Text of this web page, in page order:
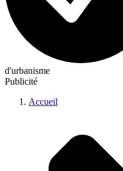
d'urbanisme
Publicité
Accueil